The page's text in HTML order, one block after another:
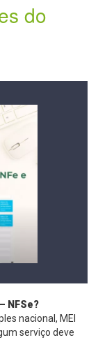
do
NFSe?
nacional, MEI
serviço deve